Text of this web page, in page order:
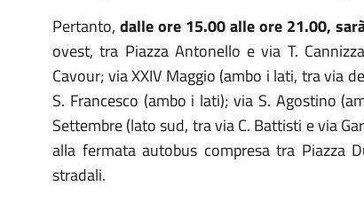
Pertanto, dalle ore 15.00 alle ore 21.00,
ovest, tra Piazza Antonello e via T.
Cavour; via XXIV Maggio (ambo i lati, tra via
S. Francesco (ambo i lati); via S. Agostino
Settembre (lato sud, tra via C. Battisti e via
alla fermata autobus compresa tra Piazza
stradali.